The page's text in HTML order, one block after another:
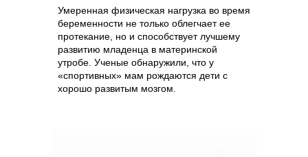
Умеренная физическая нагрузка во время
беременности не только облегчает ее
протекание, но и способствует лучшему
развитию младенца в материнской
утробе. Ученые обнаружили, что у
«спортивных» мам рождаются дети с
хорошо развитым мозгом.